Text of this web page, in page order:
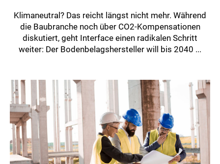
Klimaneutral? Das reicht längst nicht mehr. Während
die Baubranche noch über CO2-Kompensationen
diskutiert, geht Interface einen radikalen Schritt
weiter: Der Bodenbelagshersteller will bis 2040 ...